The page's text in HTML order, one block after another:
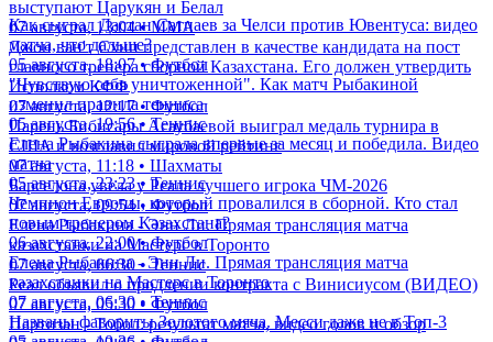
выступают Царукян и Белал
07 августа, 13:04 • ММА
Джон ван'т Схип представлен в качестве кандидата на пост
главного тренера сборной Казахстана. Его должен утвердить
Исполком КФФ
07 августа, 12:17 • Футбол
Парень Бибисары Асаубаевой выиграл медаль турнира в
США и возглавил мировой рейтинг
07 августа, 11:18 • Шахматы
Барселона увела у Реала лучшего игрока ЧМ-2026
07 августа, 09:54 • Футбол
Елена Рыбакина - Энн Ли. Прямая трансляция матча
казахстанки на Мастерс в Торонто
07 августа, 06:30 • Теннис
Реал объявил о продлении контракта с Винисиусом (ВИДЕО)
07 августа, 05:30 • Футбол
Партизан - Тобол: результат матча, видео голов и обзор
Как сыграл Дастан Сатпаев за Челси против Ювентуса: видео
матча, что дальше?
05 августа, 18:07 • Футбол
"Чувствую себя уничтоженной". Как матч Рыбакиной
изменил правила тенниса
05 августа, 19:56 • Теннис
Елена Рыбакина сыграла впервые за месяц и победила. Видео
матча
05 августа, 23:23 • Теннис
Чемпион Европы, который провалился в сборной. Кто стал
новым тренером Казахстана?
06 августа, 22:00 • Футбол
Елена Рыбакина - Энн Ли. Прямая трансляция матча
казахстанки на Мастерс в Торонто
07 августа, 06:30 • Теннис
Названы фавориты Золотого мяча. Месси даже не в Топ-3